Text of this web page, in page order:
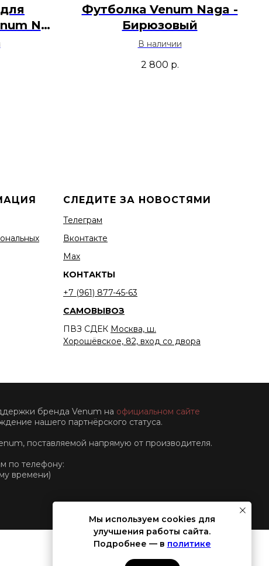
No-
/
Футболка Venum Naga -
Бирюзовый
В наличии
2 800 р.
СЛЕДИТЕ ЗА НОВОСТЯМИ
Телеграм
Вконтакте
Мах
КОНТАКТЫ
+7 (961) 877-45-63
САМОВЫВОЗ
ПВЗ СДЕК Москва, ш.
Хорошёвское, 82, вход со двора
бренда Venum на официальном сайте
нашего партнёрского статуса.
поставляемой напрямую от производителя.
по телефону:
времени)
Мы используем cookies для
улучшения работы сайта.
Подробнее — в политике